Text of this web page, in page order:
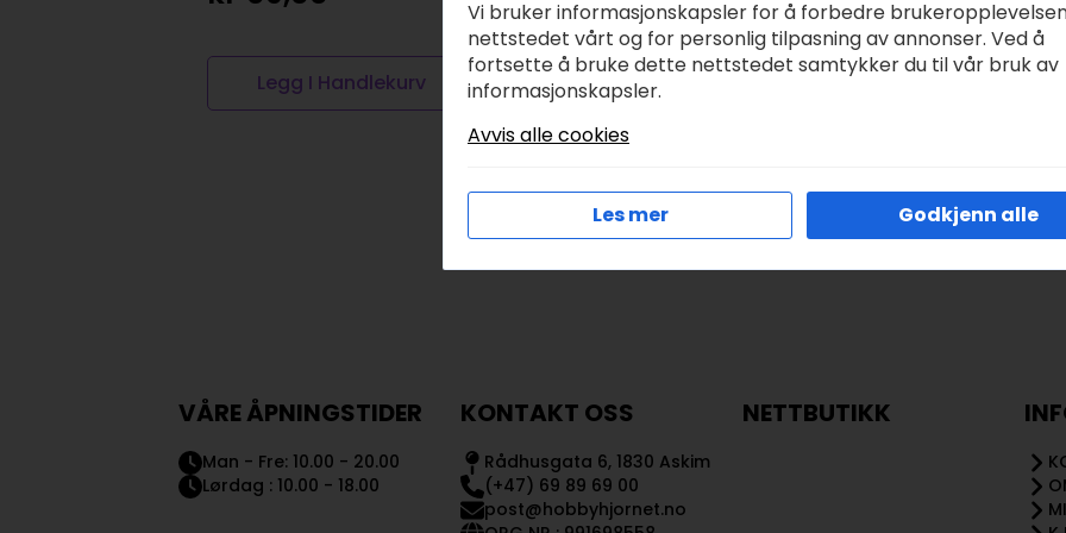
Legg I Handlekurv Legg I Handlekurv
VÅRE ÅPNINGSTIDER
Man - Fre: 10.00 - 20.00
Lørdag : 10.00 - 18.00
KONTAKT OSS
Rådhusgata 6, 1830 Askim
(+47) 69 89 69 00
post@hobbyhjornet.no
NETTBUTIKK
Vi bruker informasjonskapsler for å forbedre
nettstedet vårt og for personlig tilpasning av annonser. Ved å
fortsette å bruke dette nettstedet samtykker du til vår bruk av
informasjonskapsler.
Avvis alle cookies
Les mer Godkjenn alle